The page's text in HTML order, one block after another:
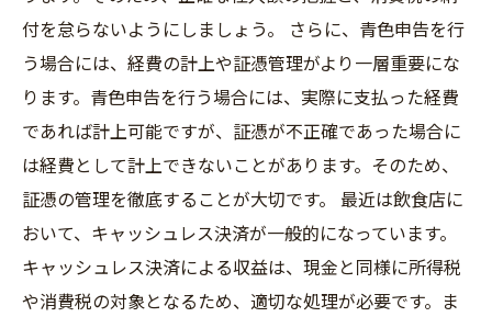
付を怠らないようにしましょう。 さらに、青色申告を行
う場合には、経費の計上や証憑管理がより一層重要にな
ります。青色申告を行う場合には、実際に支払った経費
であれば計上可能ですが、証憑が不正確であった場合に
は経費として計上できないことがあります。そのため、
証憑の管理を徹底することが大切です。 最近は飲食店に
おいて、キャッシュレス決済が一般的になっています。
キャッシュレス決済による収益は、現金と同様に所得税
や消費税の対象となるため、適切な処理が必要です。ま